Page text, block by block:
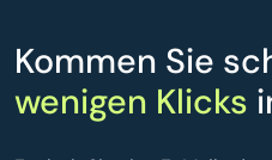
Kommen Sie
wenigen Klicks